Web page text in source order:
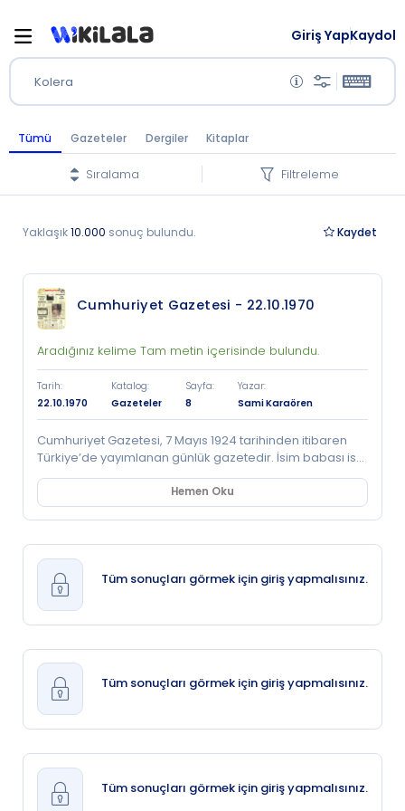
Kolera
Giriş YapKaydol
Tümü Gazeteler Dergiler Kitaplar
Sıralama Filtreleme
Yaklaşık10.000 sonuç bulundu. Kaydet
Cumhuriyet Gazetesi - 22.10.1970
Aradığınız kelime Tam metin içerisinde bulundu.
Tarih:
22.10.1970
Katalog:
Gazeteler
Sayfa:
8
Yazar:
Sami Karaören
Cumhuriyet Gazetesi, 7 Mayıs 1924 tarihinden itibaren
Türkiye’de yayımlanan günlük gazetedir. İsim babası ise
M. Kemal’dir. O sıralarda Kurtuluş Savaşı’nı destekleyen
ilk gazete olan Yeni Gün’ü yayımlamaya devam eden
Yunus Nadi (Abalıoğlu), 7 Mayıs 1924 tarihinde
Cumhuriyet’i iki ortağı Nebizâde Hamdi ve Zekeriya
Sertel ile birlikte kurdu ve gazeteyi yönetmesi için
Zekeriya Sertel’i görevlendirdi. Hüseyin Cahit (Yalçın)’in
Tanin’i, Velid Ebüzziya’nın Tasvir-i Efkâr’ı ve Ahmet Emin
(Yalman)’ın Vatan’ına karşı yayına başlayan gazete, o
dönem için 1 milyona yakın nüfuslu şehirde 7 bin adet
satıyordu. Gazetenin adının altında Türkçe yevmi
gazete, idare yeri İstanbul, Cağaloğlu yazıyordu. İlk
sayıda Yunus Nadi’nin sunuşu ve Mustafa Kemal ile
yaptığı röportaj vardı. Baskı, elle dizilip rotatiflenirdi. İlk
defa 1930’da linotip baskıyla beraber resimlerle
yayımlandı. 1930lar’da küçük ilan yayımlarına başladı.
Aynı yıl ilk renkli ilanı aldı ve ilk renkli fotoğrafı yayımladı.
Fotoğrafçılar Namık Görgüç, Selahattin Giz idi. Dağıtımını
ise 1934’e kadar Artin Efendi yaptı. Yunus Nadi 1924’ten
1945’e kadar Başyazardı; bazen Zekeriya Sertel, Yakup
Kadri, Abidin Daver, M. Nermi, Şükrü Kaya da başyazı
Hemen Oku
Tüm sonuçları görmek için giriş yapmalısınız.
Tüm sonuçları görmek için giriş yapmalısınız.
Tüm sonuçları görmek için giriş yapmalısınız.